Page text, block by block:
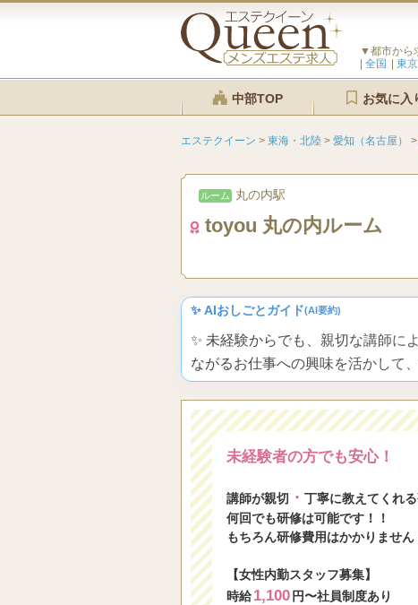
▼都市から
全国
東京
中部TOP お気に入
エステクイーン > 東海・北陸 > 愛知（名古屋） >
ルーム 丸の内駅
toyou 丸の内ルーム
✨ AIおしごとガイド(AI要約)
✨ 未経験からでも、親切な講師に
ながるお仕事への興味を活かして
未経験者の方でも安心！
講師が親切 ・ 丁寧に教えてくれ
何回でも研修は可能です！！
もちろん研修費用はかかりません
【女性内勤スタッフ募集】
時給1,100 円〜社員制度あり